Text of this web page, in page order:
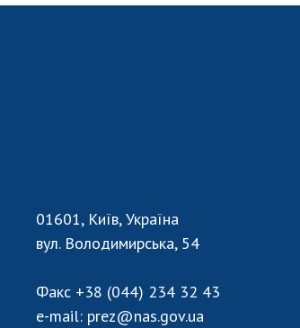
01601, Київ, Україна
вул. Володимирська, 54
Факс +38 (044) 234 32 43
e-mail: prez@nas.gov.ua